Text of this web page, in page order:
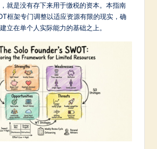
就是没有存下来用于缴税的资本。本指南
框架专门调整以适应资源有限的现实，确
立在单个人实际能力的基础之上。